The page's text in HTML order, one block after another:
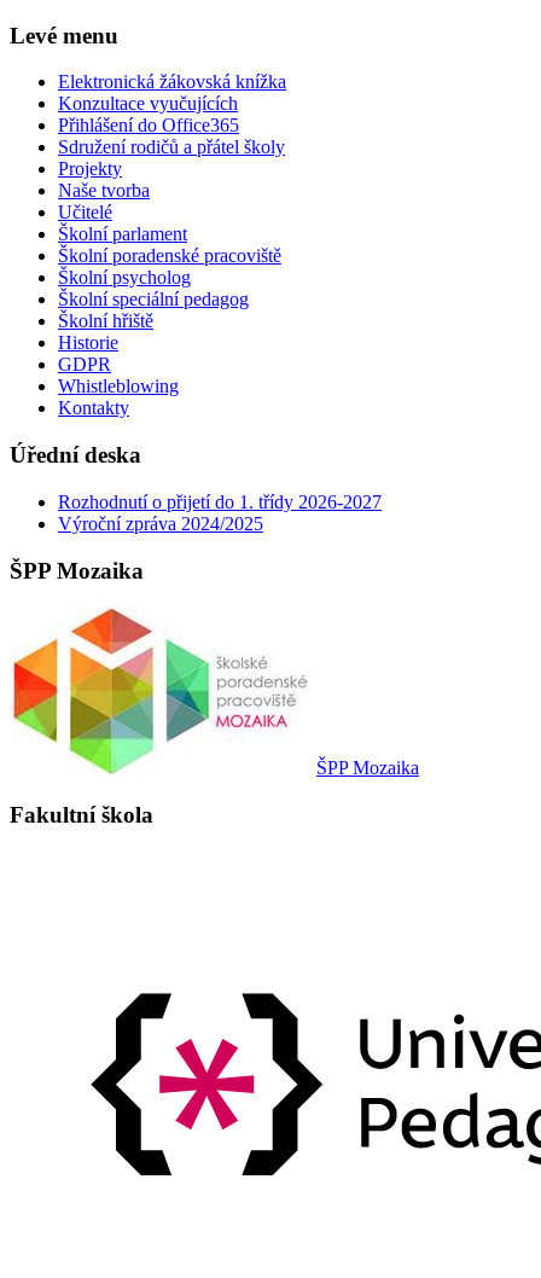
Levé menu
Elektronická žákovská knížka
Konzultace vyučujících
Přihlášení do Office365
Sdružení rodičů a přátel školy
Projekty
Naše tvorba
Učitelé
Školní parlament
Školní poradenské pracoviště
Školní psycholog
Školní speciální pedagog
Školní hřiště
Historie
GDPR
Whistleblowing
Kontakty
Úřední deska
Rozhodnutí o přijetí do 1. třídy 2026-2027
Výroční zpráva 2024/2025
ŠPP Mozaika
ŠPP Mozaika
Fakultní škola